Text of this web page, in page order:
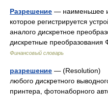
Разрешение — наименьшее
которое регистрируется
аналого дискретное
дискретные
Финансовый словарь
разрешение — (Resolution)
любого дискретного
принтера, фотонаборного